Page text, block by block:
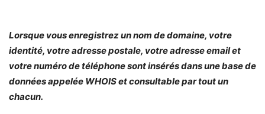
Lorsque vous enregistrez un nom de domaine, votre
identité, votre adresse postale, votre adresse email et
votre numéro de téléphone sont insérés dans une base de
données appelée WHOIS et consultable par tout un
chacun.